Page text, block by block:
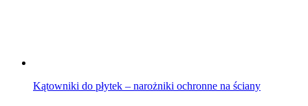
Kątowniki do płytek – narożniki ochronne na ściany